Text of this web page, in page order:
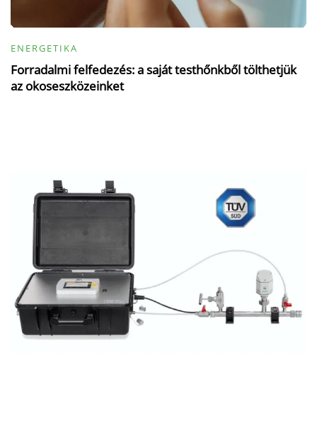
ENERGETIKA
Forradalmi felfedezés: a saját testhőnkből tölthetjük
az okoseszközeinket